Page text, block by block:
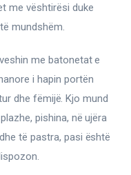
me vështirësi duke
mundshëm.
me batonetat e
i hapin portën
dhe fëmijë. Kjo mund
pishina, në ujëra
të pastra, pasi është